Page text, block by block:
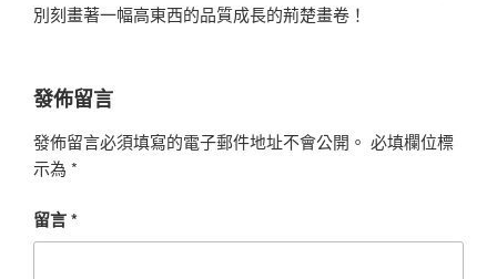
別刻畫著一幅高東西的品質成長的荊楚畫卷！
發佈留言
發佈留言必須填寫的電子郵件地址不會公開。 必填欄位標
示為 *
留言*